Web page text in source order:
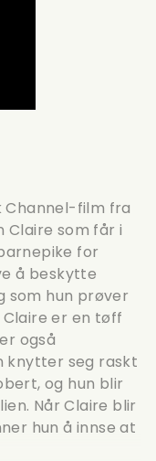
Channel-film fra
Claire som får i
for
å beskytte
som hun prøver
er en tøff
også
knytter seg raskt
og hun blir
Når Claire blir
hun å innse at